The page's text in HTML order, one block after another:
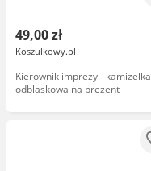
49,00 zł
Koszulkowy.pl
Kierownik imprezy - kamizelka
odblaskowa na prezent